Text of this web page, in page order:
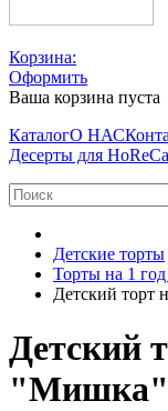
Корзина:
Оформить
Ваша корзина пуста
КаталогО НАС
Десерты для HoReCa
Детские торты
Торты на 1
Детский торт
Детский
"Мишка"